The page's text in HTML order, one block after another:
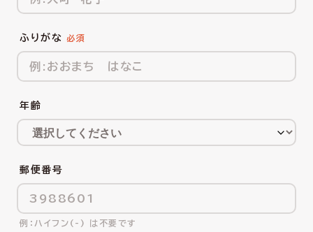
ふりがな
年齢
郵便番号
ハイフン(-) は不要です